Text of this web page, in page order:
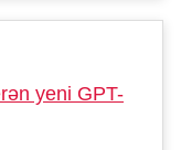
yeni GPT-